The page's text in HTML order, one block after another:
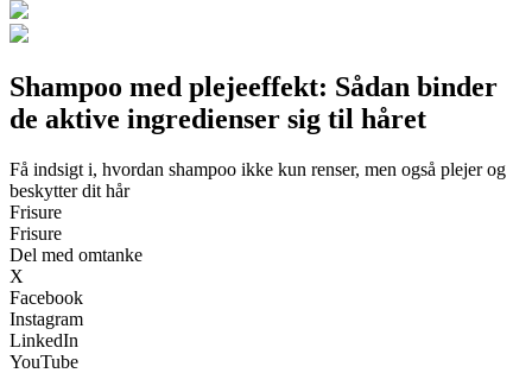
Shampoo med plejeeffekt: Sådan binder
de aktive ingredienser sig til håret
Få indsigt i, hvordan shampoo ikke kun renser, men også plejer og
beskytter dit hår
Frisure
Frisure
Del med omtanke
X
Facebook
Instagram
LinkedIn
YouTube